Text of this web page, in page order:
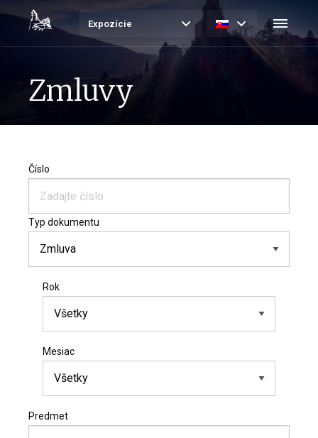
Expozície
Zmluvy
Číslo
Typ dokumentu
Rok
Mesiac
Predmet